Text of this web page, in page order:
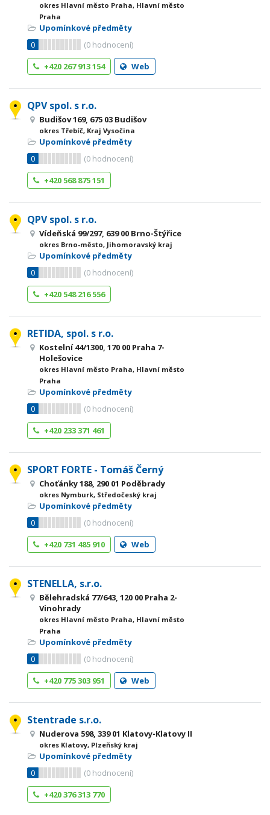
okres Hlavní město Praha, Hlavní město
Praha
Upomínkové předměty
0
(0 hodnocení)
+420 267 913 154
Web
QPV spol. s r.o.
Budišov 169, 675 03 Budišov
okres Třebíč, Kraj Vysočina
Upomínkové předměty
0
(0 hodnocení)
+420 568 875 151
QPV spol. s r.o.
Vídeňská 99/297, 639 00 Brno-Štýřice
okres Brno-město, Jihomoravský kraj
Upomínkové předměty
0
(0 hodnocení)
+420 548 216 556
RETIDA, spol. s r.o.
Kostelní 44/1300, 170 00 Praha 7-
Holešovice
okres Hlavní město Praha, Hlavní město
Praha
Upomínkové předměty
0
(0 hodnocení)
+420 233 371 461
SPORT FORTE - Tomáš Černý
Choťánky 188, 290 01 Poděbrady
okres Nymburk, Středočeský kraj
Upomínkové předměty
0
(0 hodnocení)
+420 731 485 910
Web
STENELLA, s.r.o.
Bělehradská 77/643, 120 00 Praha 2-
Vinohrady
okres Hlavní město Praha, Hlavní město
Praha
Upomínkové předměty
0
(0 hodnocení)
+420 775 303 951
Web
Stentrade s.r.o.
Nuderova 598, 339 01 Klatovy-Klatovy II
okres Klatovy, Plzeňský kraj
Upomínkové předměty
0
(0 hodnocení)
+420 376 313 770